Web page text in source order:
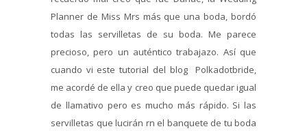
Planner de Miss Mrs más que una boda, bordó
todas las servilletas de su boda. Me parece
precioso, pero un auténtico trabajazo. Así que
cuando vi este tutorial del blog Polkadotbride,
me acordé de ella y creo que puede quedar igual
de llamativo pero es mucho más rápido. Si las
servilletas que lucirán rn el banquete de tu boda